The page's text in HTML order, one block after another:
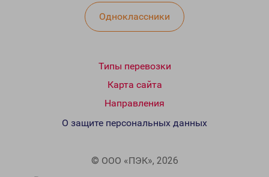
Одноклассники
Типы перевозки
Карта сайта
Направления
© ООО «ПЭК», 2026
О защите персональных данных